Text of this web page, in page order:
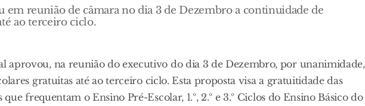
em reunião de câmara no dia 3 de Dezembro a continuidade de
ao terceiro ciclo.
aprovou, na reunião do executivo do dia 3 de Dezembro, por unanimidade,
gratuitas até ao terceiro ciclo. Esta proposta visa a gratuitidade das
frequentam o Ensino Pré-Escolar, 1.º, 2.º e 3.º Ciclos do Ensino Básico do